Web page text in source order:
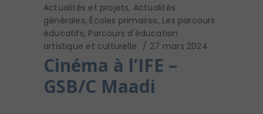
Actualités et projets, Actualités
générales, Écoles primaires, Les parcours
éducatifs, Parcours d'éducation
artistique et culturelle
27 mars 2024
Cinéma à l’IFE –
GSB/C Maadi